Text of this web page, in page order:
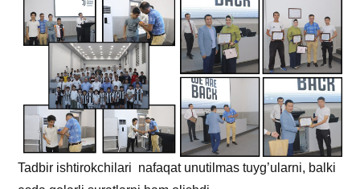
Tadbir ishtirokchilari nafaqat unutilmas tuyg’ularni, balki